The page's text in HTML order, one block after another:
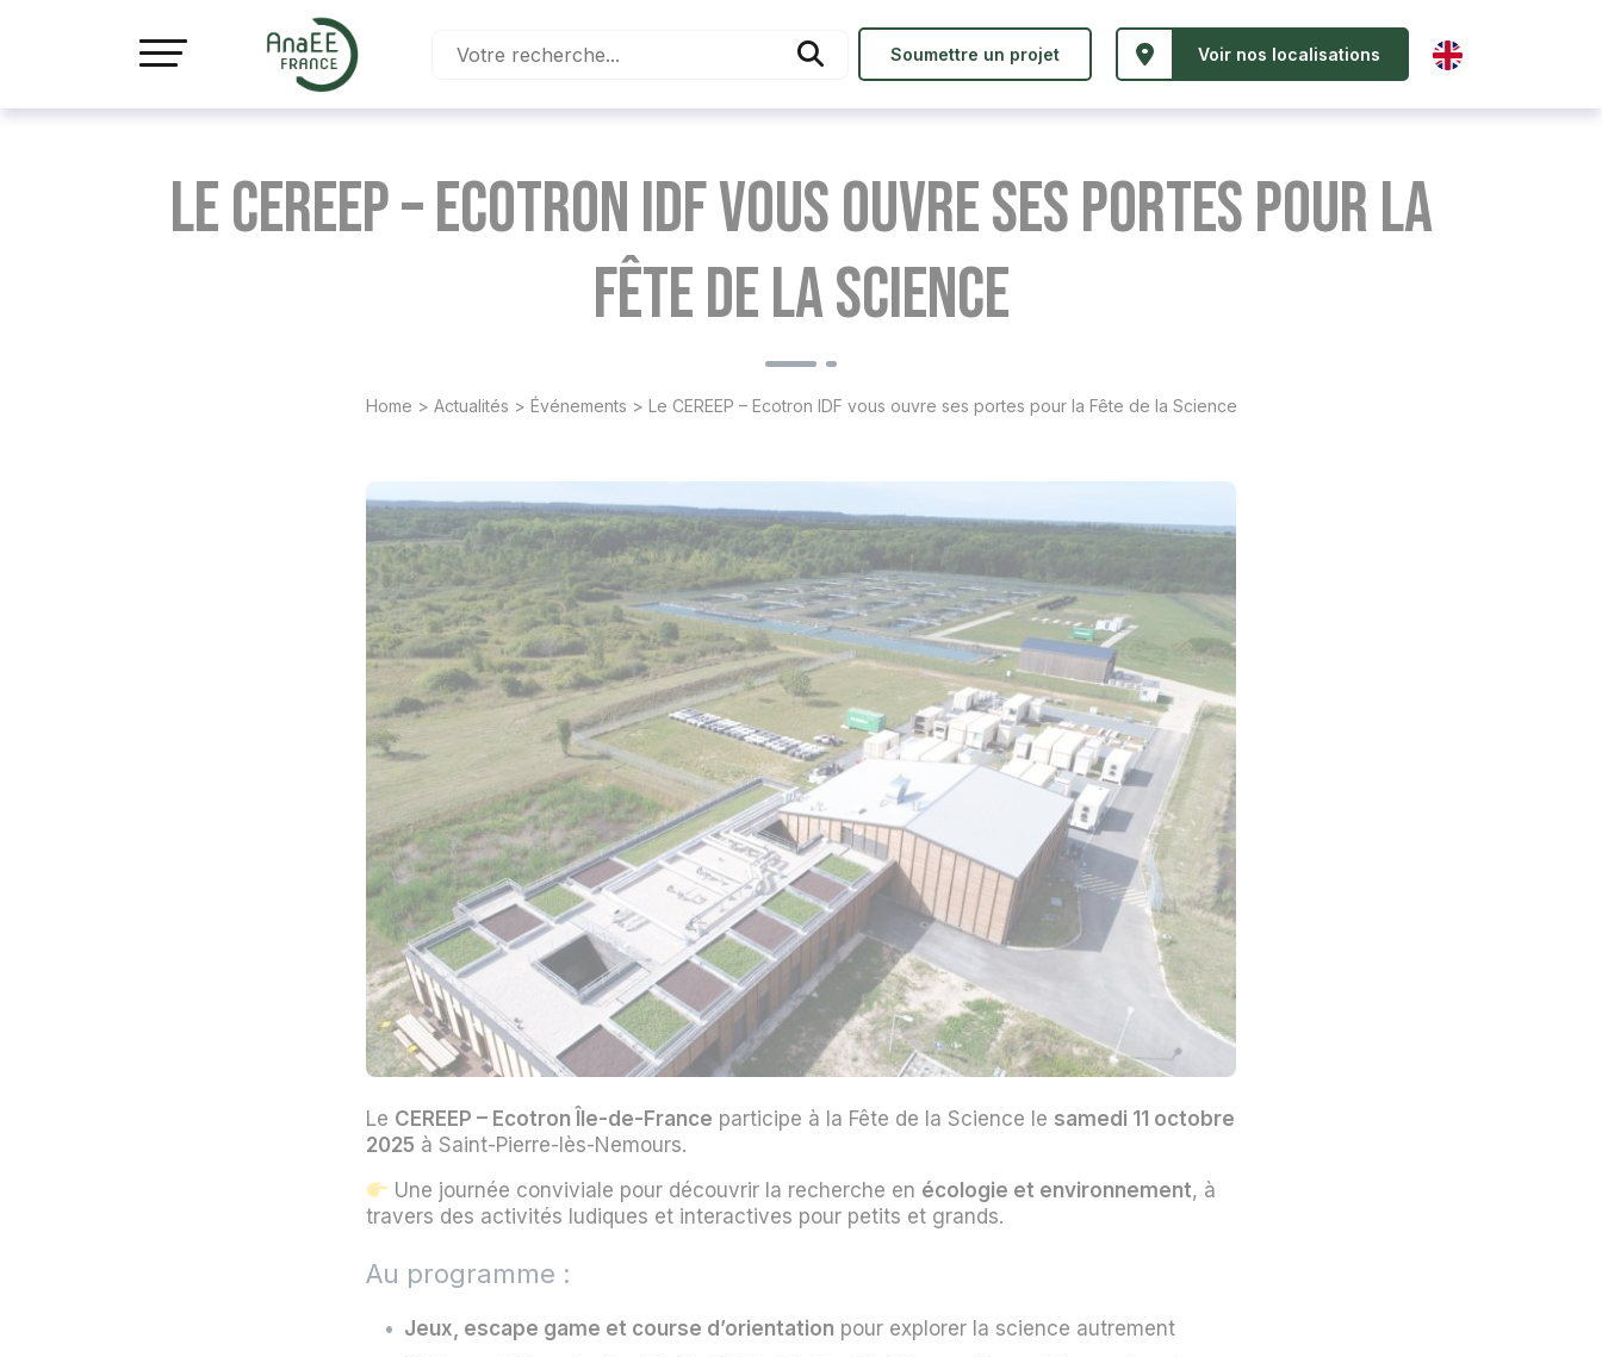
Soumettre un projet Voir nos localisations
Le CEREEP – Ecotron IDF vous ouvre ses portes pour la
Fête de la Science
Home > Actualités > Événements > Le CEREEP – Ecotron IDF vous ouvre ses portes pour la Fête de la Science
Le CEREEP – Ecotron Île-de-France participe à la Fête de la Science le samedi 11 octobre
2025 à Saint-Pierre-lès-Nemours.
Une journée conviviale pour découvrir la recherche en écologie et environnement, à
travers des activités ludiques et interactives pour petits et grands.
Au programme :
Jeux, escape game et course d’orientation pour explorer la science autrement